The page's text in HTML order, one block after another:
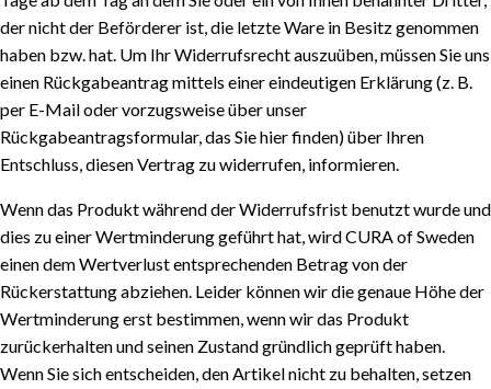
der nicht der Beförderer ist, die letzte Ware in Besitz genommen
haben bzw. hat. Um Ihr Widerrufsrecht auszuüben, müssen Sie uns
einen Rückgabeantrag mittels einer eindeutigen Erklärung (z. B.
per E-Mail oder vorzugsweise über unser
Rückgabeantragsformular, das Sie hier finden) über Ihren
Entschluss, diesen Vertrag zu widerrufen, informieren.
Wenn das Produkt während der Widerrufsfrist benutzt wurde und
dies zu einer Wertminderung geführt hat, wird CURA of Sweden
einen dem Wertverlust entsprechenden Betrag von der
Rückerstattung abziehen. Leider können wir die genaue Höhe der
Wertminderung erst bestimmen, wenn wir das Produkt
zurückerhalten und seinen Zustand gründlich geprüft haben.
Wenn Sie sich entscheiden, den Artikel nicht zu behalten, setzen